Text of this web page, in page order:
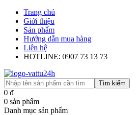
Trang chủ
Giới thiệu
Sản phẩm
Hướng dẫn mua hàng
Liên hệ
HOTLINE: 0907 73 13 73
Tìm kiếm
0 đ
0 sản phẩm
Danh mục sản phẩm